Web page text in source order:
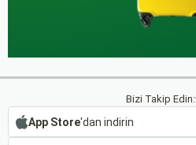
Bizi Takip Edin:
App Store'dan indirin